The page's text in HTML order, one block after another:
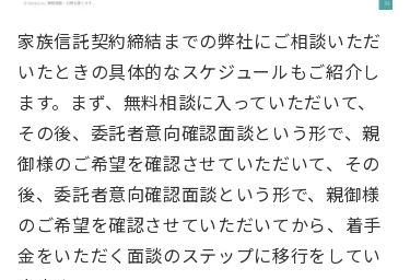
家族信託契約締結までの弊社にご相談いただ
いたときの具体的なスケジュールもご紹介し
ます。まず、無料相談に入っていただいて、
その後、委託者意向確認面談という形で、親
御様のご希望を確認させていただいて、その
後、委託者意向確認面談という形で、親御様
のご希望を確認させていただいてから、着手
金をいただく面談のステップに移行をしてい